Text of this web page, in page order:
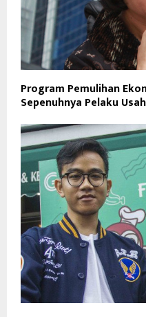
Program Pemulihan
Sepenuhnya Pelaku